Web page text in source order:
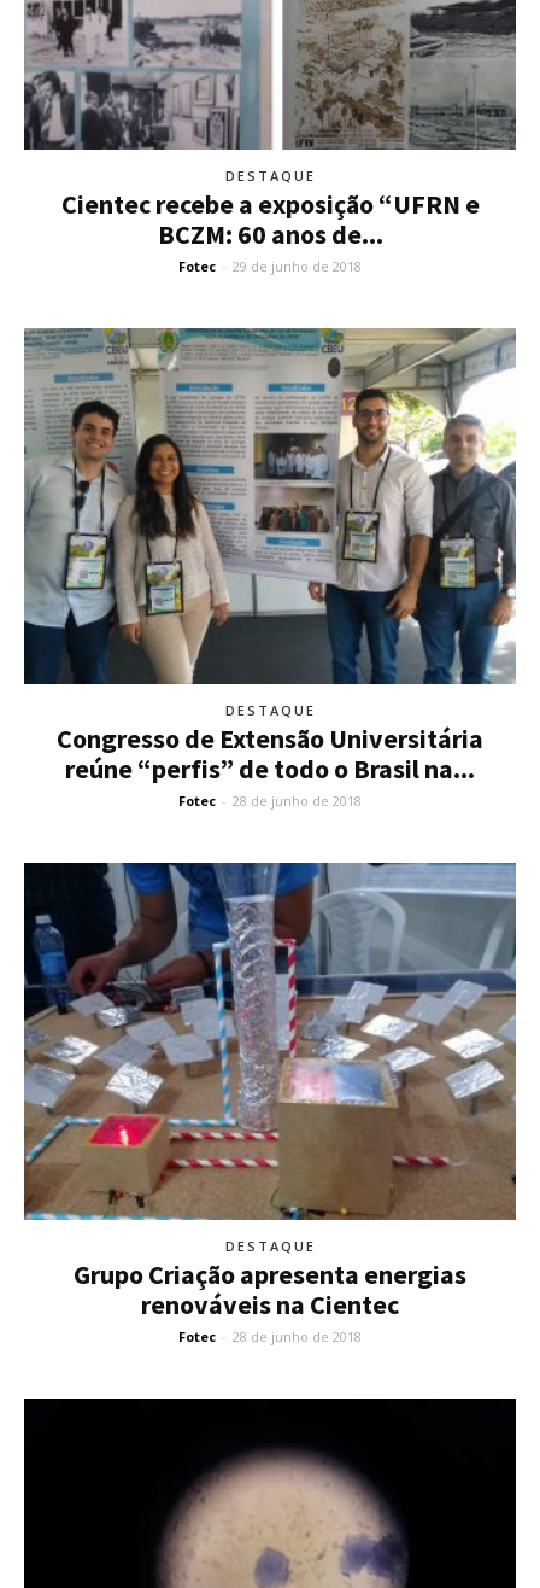
DESTAQUE
Cientec recebe a exposição “UFRN e
BCZM: 60 anos de...
Fotec - 29 de junho de 2018
DESTAQUE
Congresso de Extensão Universitária
reúne “perfis” de todo o Brasil na...
Fotec - 28 de junho de 2018
DESTAQUE
Grupo Criação apresenta energias
renováveis na Cientec
Fotec - 28 de junho de 2018